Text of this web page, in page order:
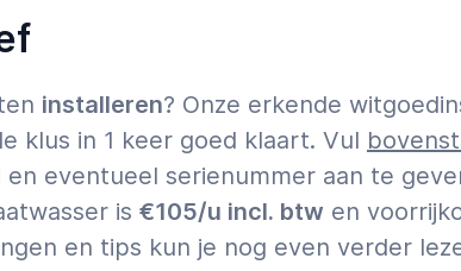
Tik ophier
installeren? Onze erkende
klus in 1 keer goed klaart. Vul
eventueel serienummer aan te
is €105/u incl. btw en
en tips kun je nog even verder